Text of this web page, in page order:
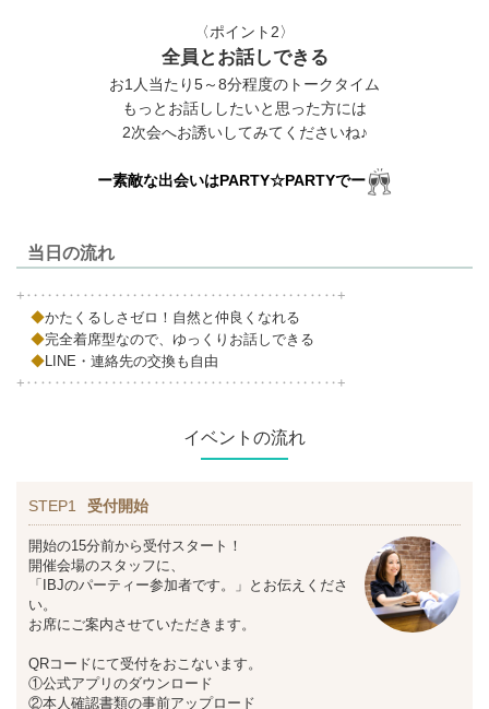
〈ポイント2〉
全員とお話しできる
お1人当たり5～8分程度のトークタイム
もっとお話ししたいと思った方には
2次会へお誘いしてみてくださいね♪
ー素敵な出会いはPARTY☆PARTYでー
当日の流れ
+‥‥‥‥‥‥‥‥‥‥‥‥‥‥‥‥‥‥‥‥‥‥+
◆かたくるしさゼロ！自然と仲良くなれる
◆完全着席型なので、ゆっくりお話しできる
◆LINE・連絡先の交換も自由
+‥‥‥‥‥‥‥‥‥‥‥‥‥‥‥‥‥‥‥‥‥‥+
イベントの流れ
STEP1 受付開始
開始の15分前から受付スタート！
開催会場のスタッフに、
「IBJのパーティー参加者です。」とお伝えくださ
い。
お席にご案内させていただきます。
QRコードにて受付をおこないます。
①公式アプリのダウンロード
②本人確認書類の事前アップロード